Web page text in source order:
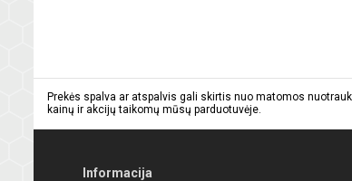
Prekės spalva ar atspalvis gali skirtis nuo matomos
kainų ir akcijų taikomų mūsų parduotuvėje.
Informacija